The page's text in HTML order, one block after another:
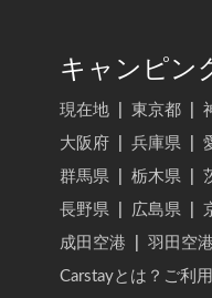
キャンピン
現在地 東京都
大阪府
兵庫県
群馬県
栃木県
長野県
広島県
成田空港
羽田空港
Carstayとは？ご利